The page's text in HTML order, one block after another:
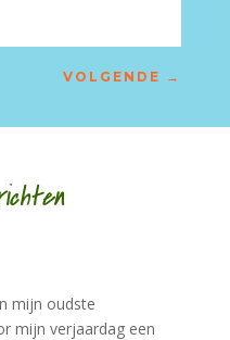
VOLGENDE →
mijn oudste
mijn verjaardag een